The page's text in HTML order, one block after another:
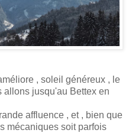
, soleil généreux , le
allons jusqu'au Bettex en
affluence , et , bien que
mécaniques soit parfois